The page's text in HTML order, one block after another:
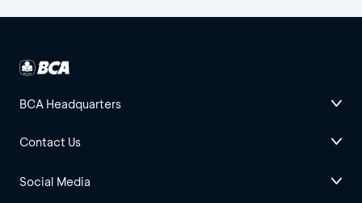
BCA Headquarters
Contact Us
Social Media